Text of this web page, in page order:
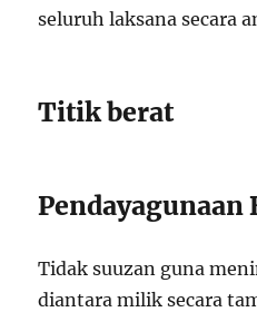
seluruh laksana secara
Titik berat
Pendayagunaan
Tidak suuzan guna
diantara milik secara